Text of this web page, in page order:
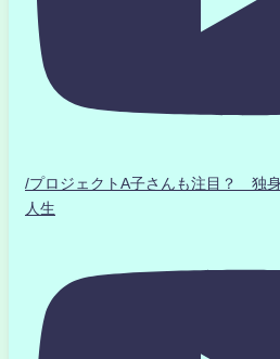
/プロジェクトA子さんも注目？ 独
人生